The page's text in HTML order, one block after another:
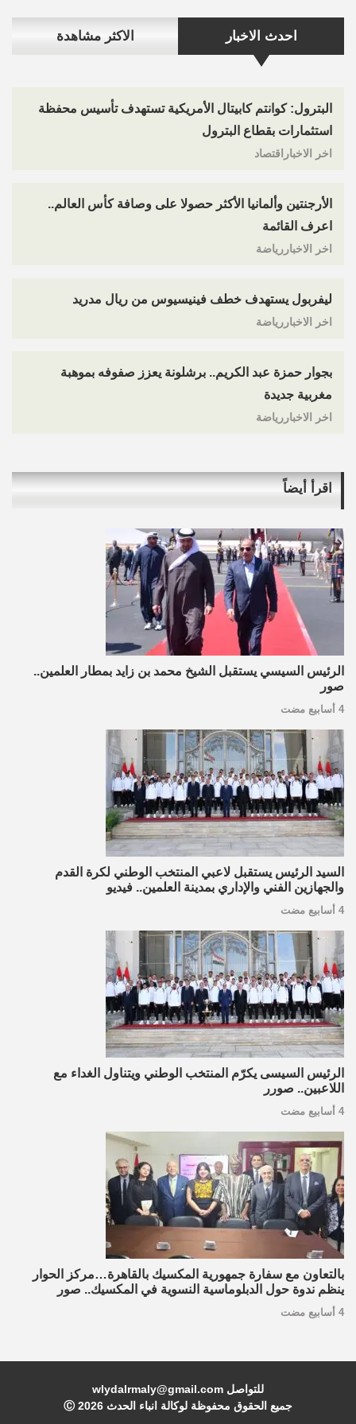
احدث الاخبار الاكثر مشاهدة
البترول: كوانتم كابيتال الأمريكية تستهدف تأسيس محفظة
استثمارات بقطاع البترول
اخر الاخباراقتصاد
الأرجنتين وألمانيا الأكثر حصولا على وصافة كأس العالم..
اعرف القائمة
اخر الاخباررياضة
ليفربول يستهدف خطف فينيسيوس من ريال مدريد
اخر الاخباررياضة
بجوار حمزة عبد الكريم.. برشلونة يعزز صفوفه بموهبة
مغربية جديدة
اخر الاخباررياضة
اقرأ أيضاً
الرئيس السيسي يستقبل الشيخ محمد بن زايد بمطار العلمين..
صور
4 أسابيع مضت
السيد الرئيس يستقبل لاعبي المنتخب الوطني لكرة القدم
والجهازين الفني والإداري بمدينة العلمين.. فيديو
4 أسابيع مضت
الرئيس السيسى يكرّم المنتخب الوطني ويتناول الغداء مع
اللاعبين.. صورر
4 أسابيع مضت
بالتعاون مع سفارة جمهورية المكسيك بالقاهرة…مركز الحوار
ينظم ندوة حول الدبلوماسية النسوية في المكسيك.. صور
4 أسابيع مضت
للتواصل wlydalrmaly@gmail.com
جميع الحقوق محفوظة لوكالة انباء الحدث Ⓒ 2026